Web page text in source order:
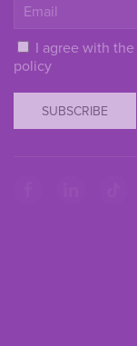
I agree with the
policy
SUBSCRIBE